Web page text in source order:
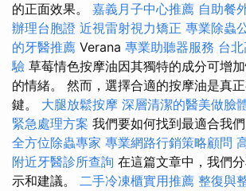
的正面效果。 嘉義月子中心推薦 自助餐
辦理台胞證 近視雷射視力矯正 專業除蟲
的牙醫推薦 Verana 專業助聽器服務 台
驗 草莓情色按摩油因其獨特的成分可增
的情緒。 然而，選擇合適的按摩油是真
鍵。 大腿放鬆按摩 深層清潔的醫美做臉
緊急處理方案 我們要如何找到最適合我
全方位除蟲專家 專業網路行銷策略顧問
附近牙醫診所查詢 在這篇文章中，我們
示和建議。 二手冷凍櫃實用推薦 整復與